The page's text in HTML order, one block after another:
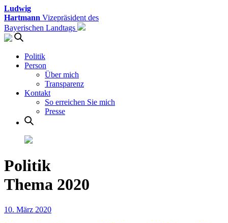
Ludwig
Hartmann Vizepräsident des
Bayerischen Landtags
Politik
Person
Über mich
Transparenz
Kontakt
So erreichen Sie mich
Presse
Politik
Thema 2020
10. März 2020